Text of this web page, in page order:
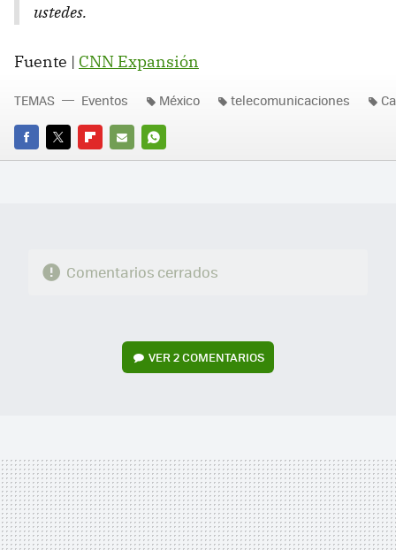
ustedes.
Fuente | CNN Expansión
FACEBOOK
TWITTERFLIPBOARD
E-
WHATSAPP
TEMAS Eventos México telecomunicaciones
Comentarios cerrados
VER2 COMENTARIOS